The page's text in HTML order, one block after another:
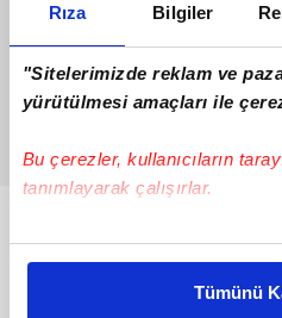
Rıza Bilgiler
"Sitelerimizde reklam ve
yürütülmesi amaçları ile
Bu çerezler, kullanıcıların
tanımlayarak çalışırlar.
Bu çerezlere izin vermeniz
daha iyi reklam deneyimi
Tümünü
Bunlar da Var